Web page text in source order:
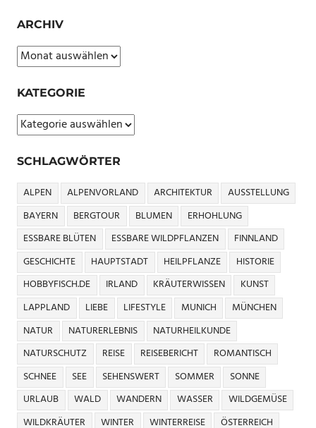
ERNÄHRUNG
NATURHEILKUNDE
RHEUMA
WILDGEMÜSE
WILDKRÄUTERPESTO
WILDKRÄUTERREZEPTE
WILDKRÄUTERSALAT
WILDKRÄUTERTEE
ARCHIV
Archiv
KATEGORIE
Kategorie
SCHLAGWÖRTER
ALPEN ALPENVORLAND ARCHITEKTUR
AUSSTELLUNG
BAYERN
BERGTOUR BLUMEN
ERHOHLUNG
ESSBARE BLÜTEN
ESSBARE WILDPFLANZEN
FINNLAND
GESCHICHTE
HAUPTSTADT HEILPFLANZE
HISTORIE
HOBBYFISCH.DE
IRLAND KRÄUTERWISSEN
KUNST
LAPPLAND
LIEBE LIFESTYLE MUNICH
MÜNCHEN
NATUR
NATURERLEBNIS
NATURHEILKUNDE
NATURSCHUTZ
REISE REISEBERICHT
ROMANTISCH
SCHNEE
SEE SEHENSWERT SOMMER
SONNE
URLAUB
WALD WANDERN WASSER
WILDGEMÜSE
WILDKRÄUTER
WINTER WINTERREISE ÖSTERREICH